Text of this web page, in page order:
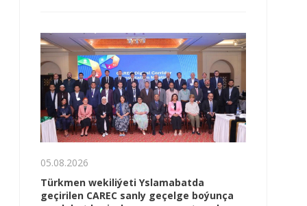
05.08.2026
Türkmen wekiliýeti Yslamabatda
geçirilen CAREC sanly geçelge boýunça